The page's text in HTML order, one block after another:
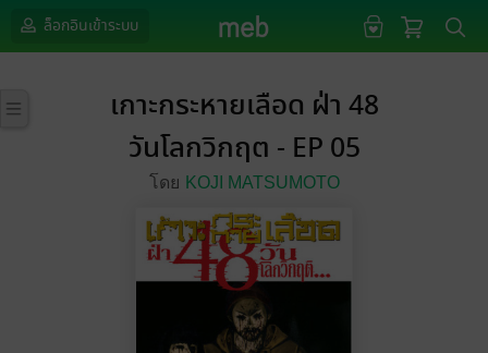
ล็อกอินเข้าระบบ
เกาะกระหายเลือด ฝ่า 48
วันโลกวิกฤต - EP 05
โดย KOJI MATSUMOTO